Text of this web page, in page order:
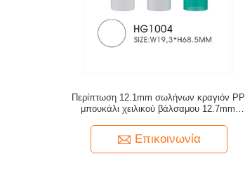
Περίπτωση 12.1mm σωλήνων κραγιόν PP
μπουκάλι χειλικού βάλσαμου 12.7mm
Επικοινωνία